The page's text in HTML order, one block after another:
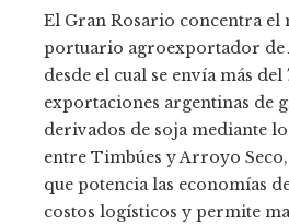
El Gran Rosario concentra
portuario agroexportador de
desde el cual se envía más del
exportaciones argentinas de
derivados de soja mediante
entre Timbúes y Arroyo
que potencia las economías
costos logísticos y permite